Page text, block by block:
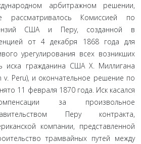
арбитражном решении,
рассматривалось Комиссией по
США и Перу, созданной в
от 4 декабря 1868 года для
урегули­рования всех возникших
иска гражданина США Х. Миллигана
v. Peru), и оконча­тельное решение по
11 февраля 1870 года. Иск касался
за произвольное
Перу контракта,
компании, представленной
трамвайных путей между